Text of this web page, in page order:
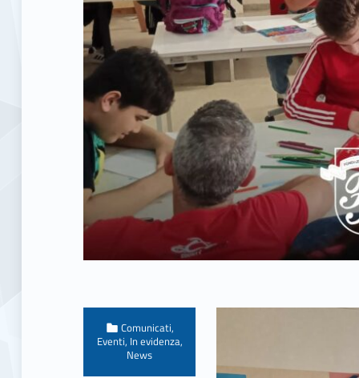
Categorized in:
Comunicati,
Eventi, In evidenza,
News